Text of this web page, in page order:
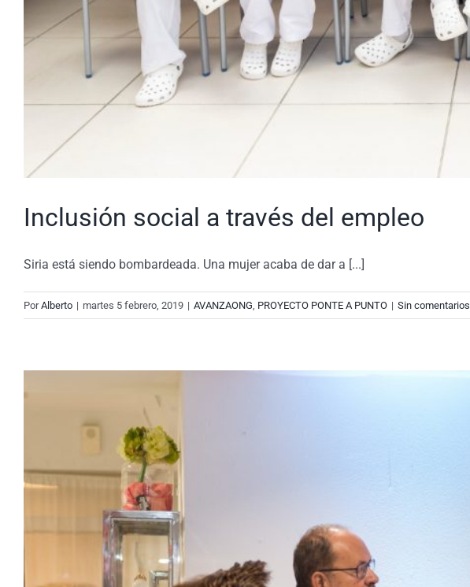
Inclusión social a través del empleo
Siria está siendo bombardeada. Una mujer acaba de dar a [...]
PorAlberto | martes 5 febrero, 2019 | AVANZAONG, PROYECTO PONTE A PUNTO | Sin comentarios